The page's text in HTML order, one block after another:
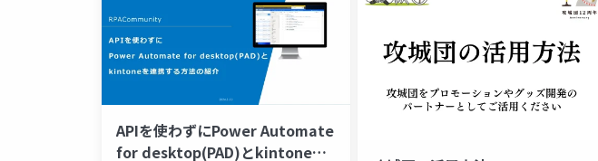
APIを使わずにPower Automate
for desktop(PAD)とkintoneを